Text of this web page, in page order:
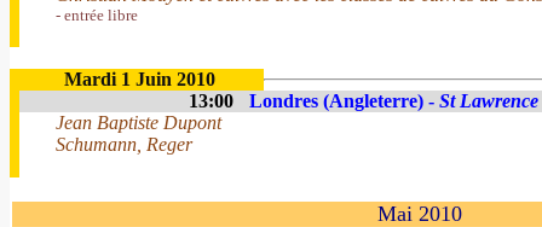
- entrée libre
Mardi 1 Juin 2010
13:00
Londres (Angleterre) - St
Jean Baptiste Dupont
Schumann, Reger
Mai 2010